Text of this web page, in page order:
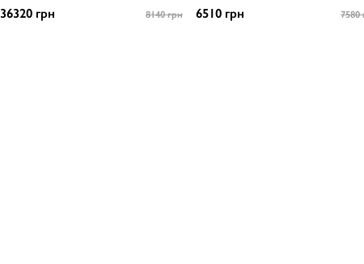
36320 грн 8140 грн 6510 грн 7580